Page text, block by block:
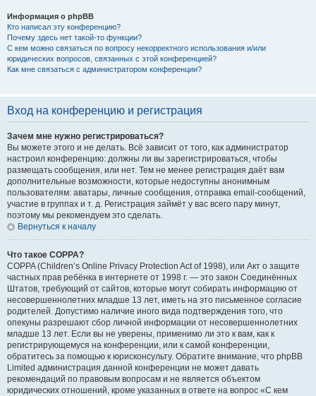
Информация о phpBB
Кто написал эту конференцию?
Почему здесь нет такой-то функции?
С кем можно связаться по вопросу некорректного использования и/или
юридических вопросов, связанных с этой конференцией?
Как мне связаться с администратором конференции?
Вход на конференцию и регистрация
Зачем мне нужно регистрироваться?
Вы можете этого и не делать. Всё зависит от того, как администратор
настроил конференцию: должны ли вы зарегистрироваться, чтобы
размещать сообщения, или нет. Тем не менее регистрация даёт вам
дополнительные возможности, которые недоступны анонимным
пользователям: аватары, личные сообщения, отправка email-сообщений,
участие в группах и т. д. Регистрация займёт у вас всего пару минут,
поэтому мы рекомендуем это сделать.
Вернуться к началу
Что такое COPPA?
COPPA (Children’s Online Privacy Protection Act of 1998), или Акт о защите
частных прав ребёнка в интернете от 1998 г. — это закон Соединённых
Штатов, требующий от сайтов, которые могут собирать информацию от
несовершеннолетних младше 13 лет, иметь на это письменное согласие
родителей. Допустимо наличие иного вида подтверждения того, что
опекуны разрешают сбор личной информации от несовершеннолетних
младше 13 лет. Если вы не уверены, применимо ли это к вам, как к
регистрирующемуся на конференции, или к самой конференции,
обратитесь за помощью к юрисконсульту. Обратите внимание, что phpBB
Limited администрация данной конференции не может давать
рекомендаций по правовым вопросам и не является объектом
юридических отношений, кроме указанных в ответе на вопрос «С кем